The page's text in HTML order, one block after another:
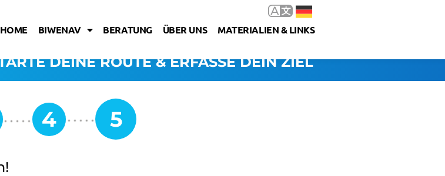
HOME BIWENAV BERATUNG ÜBER UNS MATERIALIEN & LINKS
DEINE ROUTE & ERFASSE DEIN ZIEL